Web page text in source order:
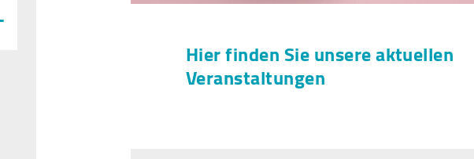
Hier finden Sie unsere aktuellen
Veranstaltungen